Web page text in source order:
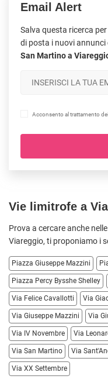
Email Alert
Salva questa ricerca
di posta i nuovi annunci
San Martino a
Acconsento al trattamento
Vie limitrofe a
Prova a cercare anche
Viareggio, ti proponiamo i
Piazza Giuseppe Mazzini
Piazza Percy Bysshe Shelley
Via Felice Cavallotti Via
Via Giuseppe Mazzini Via
Via IV Novembre Via
Via San Martino Via
Via XX Settembre